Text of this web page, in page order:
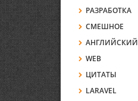
РАЗРАБОТКА
СМЕШНОЕ
АНГЛИЙСКИЙ
WEB
ЦИТАТЫ
LARAVEL